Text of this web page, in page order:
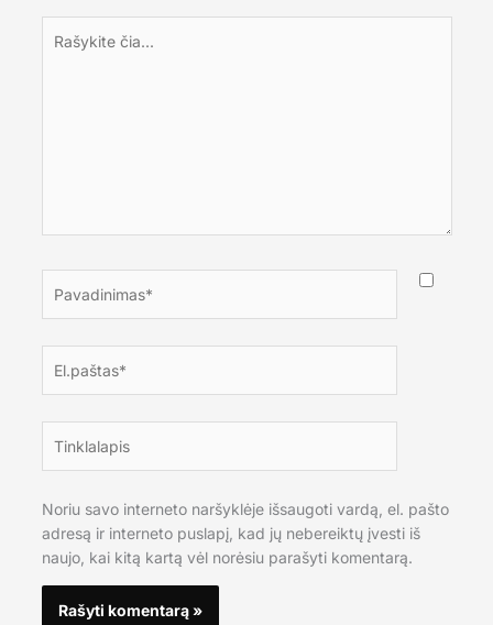
čia...
Noriu savo interneto naršyklėje išsaugoti vardą, el. pašto
adresą ir interneto puslapį, kad jų nebereiktų įvesti iš
naujo, kai kitą kartą vėl norėsiu parašyti komentarą.